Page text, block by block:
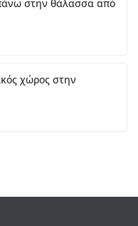
στην θάλασσα από
χώρος στην